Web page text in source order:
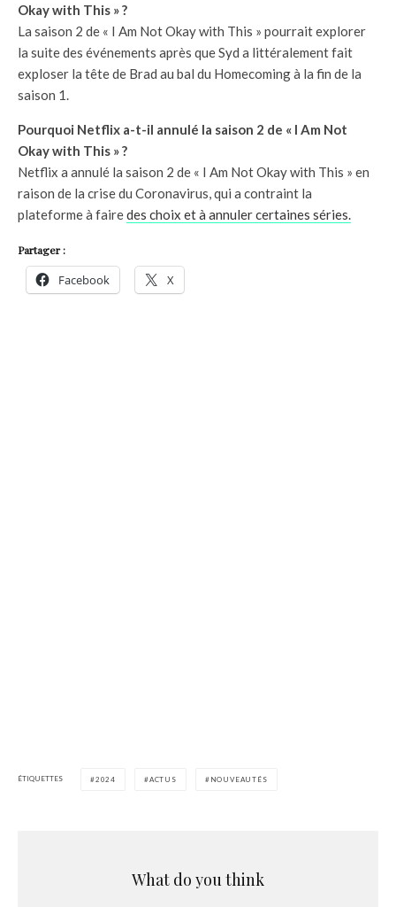
Okay with This » ?
La saison 2 de « I Am Not Okay with This » pourrait explorer
la suite des événements après que Syd a littéralement fait
exploser la tête de Brad au bal du Homecoming à la fin de la
saison 1.
Pourquoi Netflix a-t-il annulé la saison 2 de « I Am Not
Okay with This » ?
Netflix a annulé la saison 2 de « I Am Not Okay with This » en
raison de la crise du Coronavirus, qui a contraint la
plateforme à fairedes choix et à annuler certaines séries.
Partager :
Facebook X
ÉTIQUETTES 2024 ACTUS NOUVEAUTÉS
What do you think